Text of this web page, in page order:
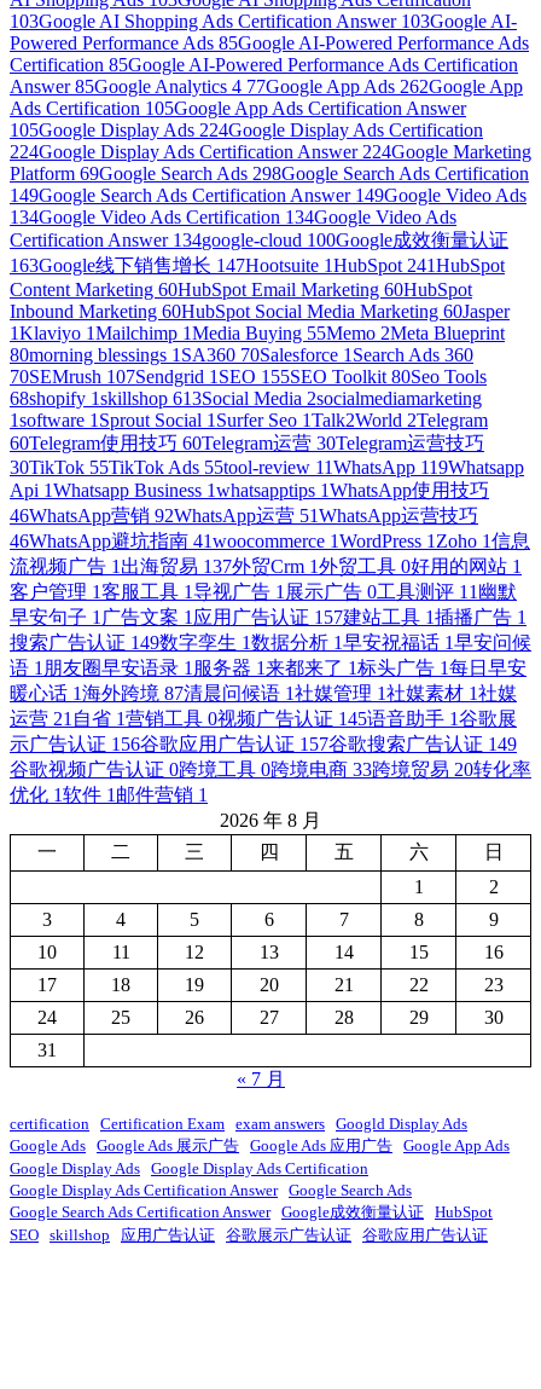
103Google AI Shopping Ads Certification Answer 103Google AI-
Powered Performance Ads 85Google AI-Powered Performance Ads
Certification 85Google AI-Powered Performance Ads Certification
Answer85Google Analytics 4 77Google App Ads 262Google App
Ads Certification 105Google App Ads Certification Answer
105Google Display Ads 224Google Display Ads Certification
224Google Display Ads Certification Answer 224Google Marketing
Platform 69Google Search Ads 298Google Search Ads Certification
149Google Search Ads Certification Answer 149Google Video Ads
134Google Video Ads Certification 134Google Video Ads
Certification Answer 134google-cloud 100Google成效衡量认证
163Google线下销售增长 147Hootsuite 1HubSpot 241HubSpot
Content Marketing 60HubSpot Email Marketing 60HubSpot
Inbound Marketing 60HubSpot Social Media Marketing 60Jasper
1Klaviyo 1Mailchimp 1Media Buying 55Memo 2Meta Blueprint
80morning blessings 1 SA360 70Salesforce 1 Search Ads 360
70SEMrush 107Sendgrid 1 SEO 155SEO Toolkit 80Seo Tools
68shopify 1skillshop 613Social Media 2socialmediamarketing
1software 1 Sprout Social 1 Surfer Seo 1Talk2World 2Telegram
60Telegram使用技巧 60Telegram运营 30Telegram运营技巧
30TikTok 55TikTok Ads 55tool-review 11WhatsApp 119Whatsapp
Api 1Whatsapp Business 1whatsapptips 1WhatsApp使用技巧
46WhatsApp营销 92WhatsApp运营 51WhatsApp运营技巧
46WhatsApp避坑指南 41woocommerce 1WordPress 1 Zoho 1信息
流视频广告 1 出海贸易 137外贸Crm 1外贸工具 0好用的网站 1
客户管理 1客服工具 1导视广告 1 展示广告 0工具测评 11 幽默
早安句子 1 广告文案 1 应用广告认证 157建站工具 1插播广告 1
搜索广告认证 149数字孪生 1数据分析 1早安祝福话 1早安问候
语 1 朋友圈早安语录 1 服务器 1来都来了 1标头广告 1每日早安
暖心话 1海外跨境 87清晨问候语 1社媒管理 1社媒素材 1社媒
运营 21 自省 1营销工具 0视频广告认证 145语音助手 1谷歌展
示广告认证 156谷歌应用广告认证 157谷歌搜索广告认证 149
谷歌视频广告认证 0跨境工具 0跨境电商 33跨境贸易 20转化率
优化 1软件 1 邮件营销 1
2026 年 8 月
一
二 三 四 五 六
日
1
2
3
4 5 6 7 8
9
10
11 12 13 14 15
16
17
18 19 20 21 22
23
24
25 26 27 28 29
30
31
« 7 月
certification Certification Exam exam answers Googld Display Ads
Google Ads Google Ads 展示广告 Google Ads 应用广告 Google App Ads
Google Display Ads Google Display Ads Certification
Google Display Ads Certification Answer Google Search Ads
Google Search Ads Certification Answer Google成效衡量认证 HubSpot
SEO skillshop 应用广告认证 谷歌展示广告认证 谷歌应用广告认证